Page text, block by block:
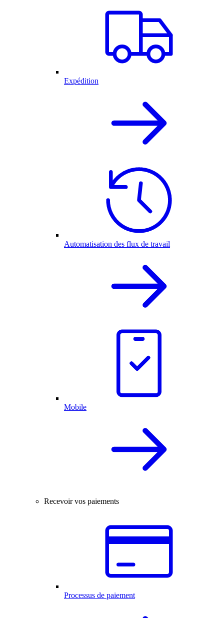
Expédition
Automatisation des flux de travail
Mobile
Recevoir vos paiements
Processus de paiement